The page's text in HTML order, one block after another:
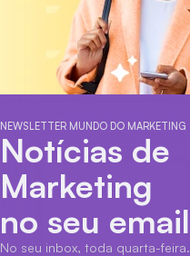
NEWSLETTER MUNDO DO MARKETING
Notícias de
Marketing
no seu email
No seu inbox, toda quarta-feira.